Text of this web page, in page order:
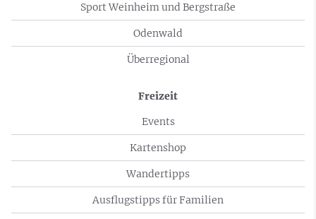
Sport Weinheim und Bergstraße
Odenwald
Überregional
Freizeit
Events
Kartenshop
Wandertipps
Ausflugstipps für Familien